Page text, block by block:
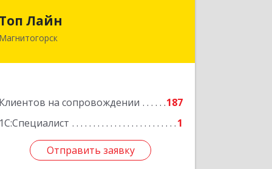
Топ Лайн
Магнитогорск
Клиентов на сопровождении
187
1С:Специалист
1
Отправить заявку
Подробнее
Отправить заявку